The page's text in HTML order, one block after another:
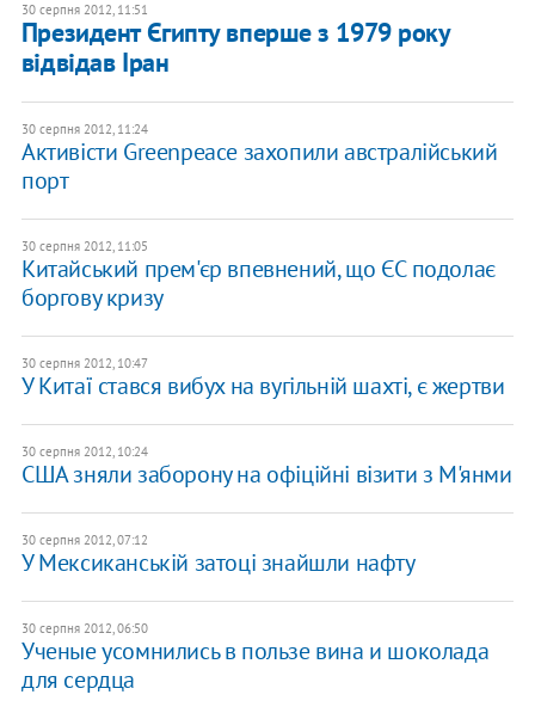
30 серпня 2012, 11:51
Президент Єгипту вперше з 1979 року
відвідав Іран
30 серпня 2012, 11:24
Активісти Greenpeace захопили австралійський
порт
30 серпня 2012, 11:05
Китайський прем'єр впевнений, що ЄС подолає
боргову кризу
30 серпня 2012, 10:47
У Китаї стався вибух на вугільній шахті, є жертви
30 серпня 2012, 10:24
США зняли заборону на офіційні візити з М'янми
30 серпня 2012, 07:12
У Мексиканській затоці знайшли нафту
30 серпня 2012, 06:50
Ученые усомнились в пользе вина и шоколада
для сердца